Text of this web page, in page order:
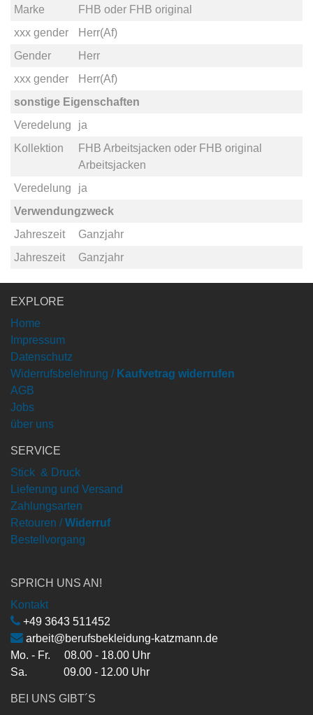
Marke
FHB oder FHB original
xxx gender
Herr(Af)
Gender
Herr
xxx gender
Herr(Af)
sonstige Eigenschaften
Veredelung
ja
Kollektion
FHB Arbeitsjacken oder FHB original
Arbeitsjacken
Veredelung
ja
Verwendungzweck
Jahreszeit
Ganzjahr
Jahreszeit
Ganzjahr
EXPLORE
Home
Impressum
Datenschutz
Widerrufsbelehrung / Kaufvetrag widerrufen
AGB
Jobs
über uns
SERVICE
Stick & Druck
Lieferung und Versand
Zahlungsarten
Retouren / Widerruf
Bestellvorgang
SPRICH UNS AN!
Kontakt
+49 3643 511452
arbeit@berufsbekleidung-katzmann.de
Mo. - Fr. 08.00 - 18.00 Uhr
Sa. 09.00 - 12.00 Uhr
BEI UNS GIBT´S